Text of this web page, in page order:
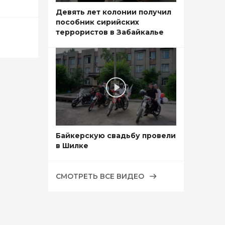
Девять лет колонии получил
пособник сирийских
террористов в Забайкалье
Байкерскую свадьбу провели
в Шилке
СМОТРЕТЬ ВСЕ ВИДЕО